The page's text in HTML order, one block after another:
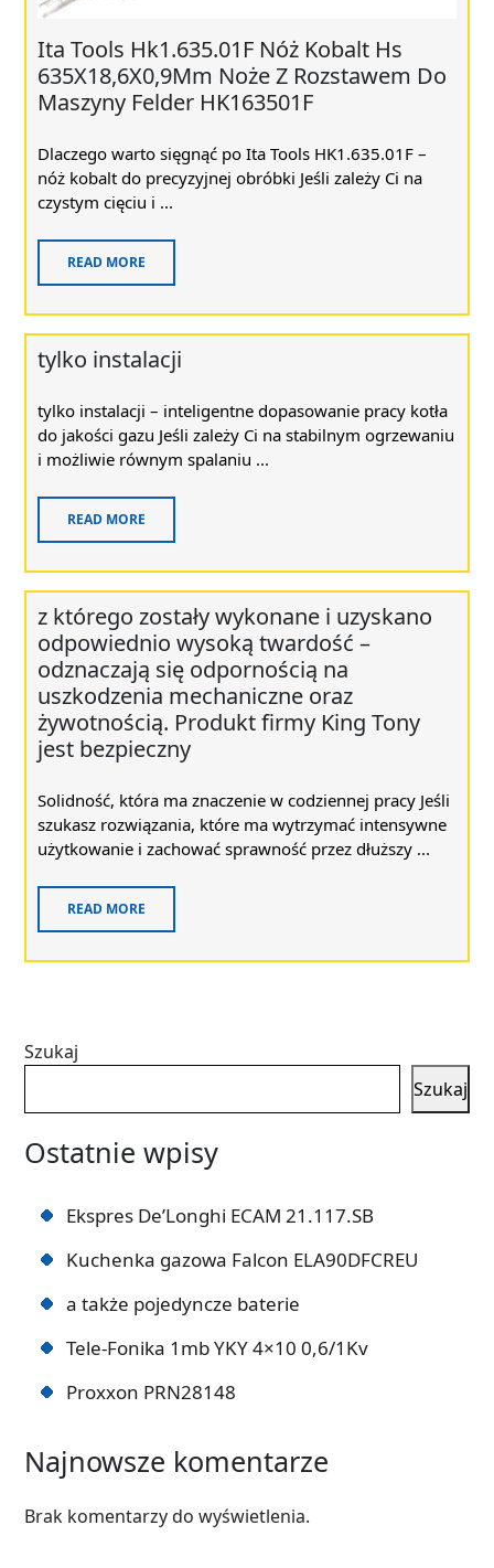
Ita Tools Hk1.635.01F Nóż Kobalt Hs
635X18,6X0,9Mm Noże Z Rozstawem Do
Maszyny Felder HK163501F
Dlaczego warto sięgnąć po Ita Tools HK1.635.01F –
nóż kobalt do precyzyjnej obróbki Jeśli zależy Ci na
czystym cięciu i ...
READ MORE
tylko instalacji
tylko instalacji – inteligentne dopasowanie pracy kotła
do jakości gazu Jeśli zależy Ci na stabilnym ogrzewaniu
i możliwie równym spalaniu ...
READ MORE
z którego zostały wykonane i uzyskano
odpowiednio wysoką twardość –
odznaczają się odpornością na
uszkodzenia mechaniczne oraz
żywotnością. Produkt firmy King Tony
jest bezpieczny
Solidność, która ma znaczenie w codziennej pracy Jeśli
szukasz rozwiązania, które ma wytrzymać intensywne
użytkowanie i zachować sprawność przez dłuższy ...
READ MORE
Szukaj
Szukaj
Ostatnie wpisy
Ekspres De’Longhi ECAM 21.117.SB
Kuchenka gazowa Falcon ELA90DFCREU
a także pojedyncze baterie
Tele-Fonika 1mb YKY 4×10 0,6/1Kv
Proxxon PRN28148
Najnowsze komentarze
Brak komentarzy do wyświetlenia.